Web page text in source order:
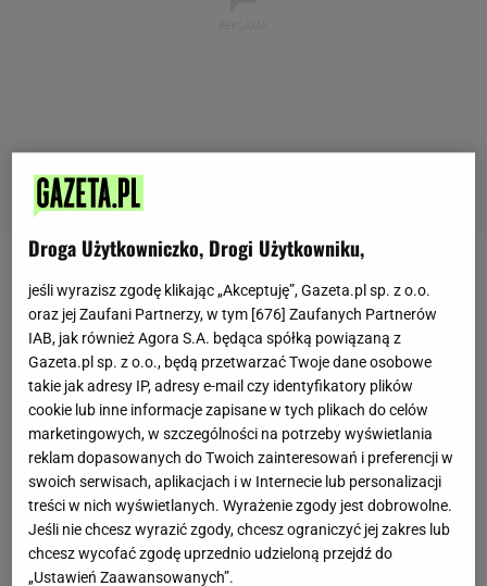
masterchef
Droga Użytkowniczko, Drogi Użytkowniku,
jeśli wyrazisz zgodę klikając „Akceptuję”, Gazeta.pl sp. z o.o.
oraz jej Zaufani Partnerzy, w tym [ 676 ] Zaufanych Partnerów
IAB, jak również Agora S.A. będąca spółką powiązaną z
Gazeta.pl sp. z o.o., będą przetwarzać Twoje dane osobowe
takie jak adresy IP, adresy e-mail czy identyfikatory plików
cookie lub inne informacje zapisane w tych plikach do celów
marketingowych, w szczególności na potrzeby wyświetlania
reklam dopasowanych do Twoich zainteresowań i preferencji w
swoich serwisach, aplikacjach i w Internecie lub personalizacji
treści w nich wyświetlanych. Wyrażenie zgody jest dobrowolne.
Jeśli nie chcesz wyrazić zgody, chcesz ograniczyć jej zakres lub
chcesz wycofać zgodę uprzednio udzieloną przejdź do
„Ustawień Zaawansowanych”.